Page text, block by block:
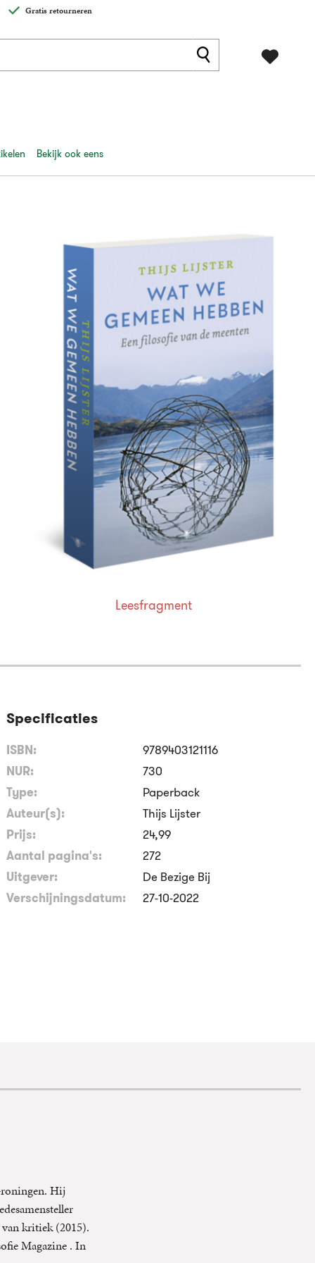
Gratis retourneren
Bekijk ook eens
Leesfragment
Specificaties
ISBN:
9789403121116
NUR:
730
Type:
Paperback
Auteur(s):
Thijs Lijster
Prijs:
24,99
Aantal pagina's:
272
Uitgever:
De Bezige Bij
Verschijningsdatum:
27-10-2022
Hij
kritiek (2015).
Magazine . In